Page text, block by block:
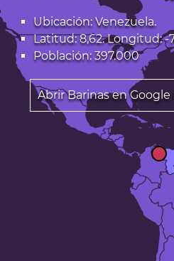
Ubicación: Venezuela.
Latitud: 8,62. Longitud: -
Población: 397.000
Abrir Barinas en Google